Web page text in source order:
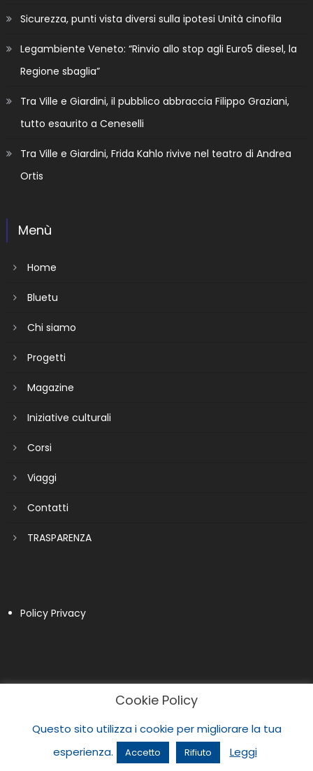
Sicurezza, punti vista diversi sulla ipotesi Unità cinofila
Legambiente Veneto: “Rinvio allo stop agli Euro5 diesel, la
Regione sbaglia”
Tra Ville e Giardini, il pubblico abbraccia Filippo Graziani,
tutto esaurito a Ceneselli
Tra Ville e Giardini, Frida Kahlo rivive nel teatro di Andrea
Ortis
Menù
Home
Bluetu
Chi siamo
Progetti
Magazine
Iniziative culturali
Corsi
Viaggi
Contatti
TRASPARENZA
Policy Privacy
|Newspaper Lite by themecentury.
Cookie Policy
Questo sito utilizza i cookie per migliorare la tua
esperienza.
Accetto Rifiuto Leggi